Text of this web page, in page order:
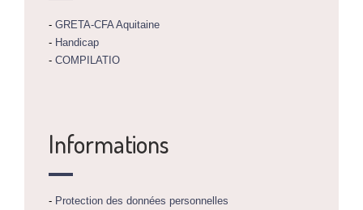
- GRETA-CFA Aquitaine
- Handicap
- COMPILATIO
Informations
- Protection des données personnelles